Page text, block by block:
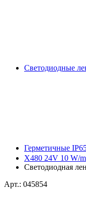
Светодиодные
Герметичные
X480 24V 10 W/
Светодиодная
Арт.: 045854